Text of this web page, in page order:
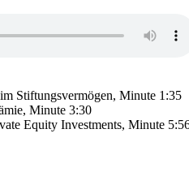
Stiftungsvermögen, Minute 1:35
Minute 3:30
Equity Investments, Minute